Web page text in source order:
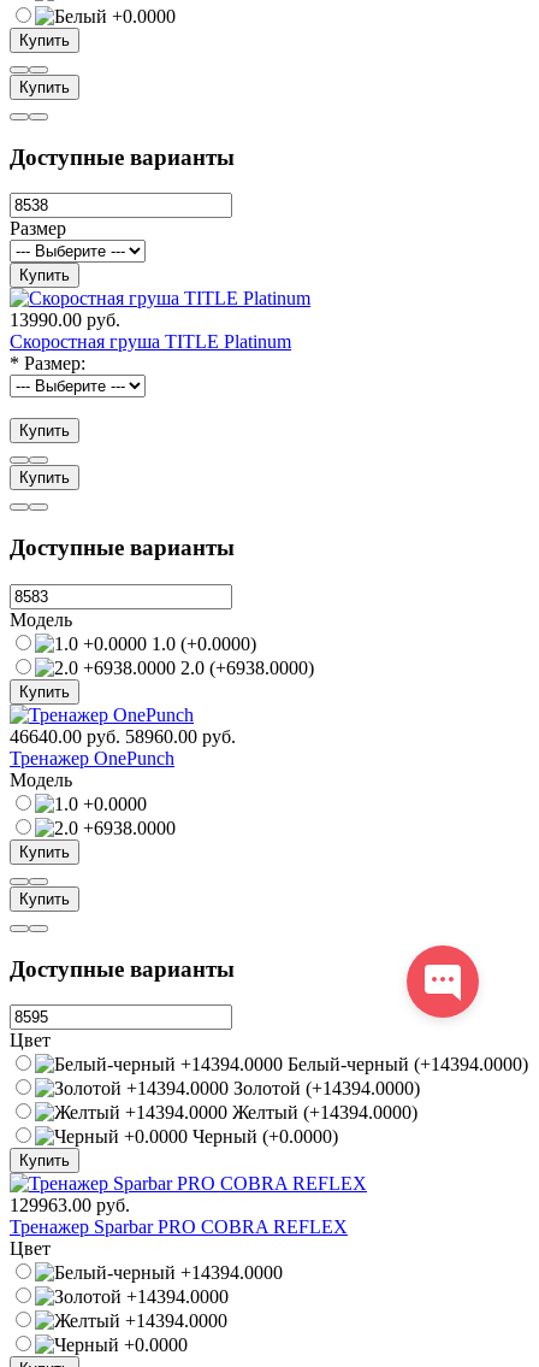
Купить
Купить
Доступные варианты
Размер
Купить
13990.00 руб.
Скоростная груша TITLE Platinum
* Размер:
Купить
Купить
Доступные варианты
Модель
1.0 (+0.0000)
2.0 (+6938.0000)
Купить
46640.00 руб. 58960.00 руб.
Тренажер OnePunch
Модель
Купить
Купить
Доступные варианты
Цвет
Белый-черный (+14394.0000)
Золотой (+14394.0000)
Желтый (+14394.0000)
Черный (+0.0000)
Купить
129963.00 руб.
Тренажер Sparbar PRO COBRA REFLEX
Цвет